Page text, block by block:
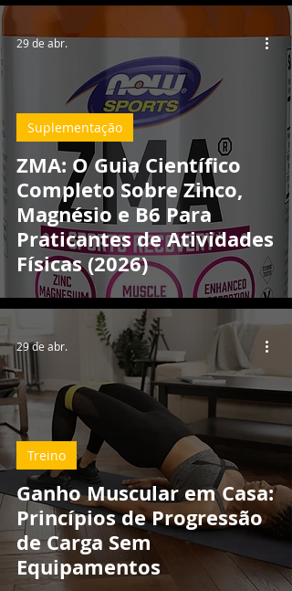
ZMA: O Guia Científico
Completo Sobre Zinco,
Magnésio e B6 Para
Praticantes de Atividades
Físicas (2026)
Suplementação
29 de abr.
Ganho Muscular em Casa:
Princípios de Progressão
de Carga Sem
Equipamentos
Treino
29 de abr.